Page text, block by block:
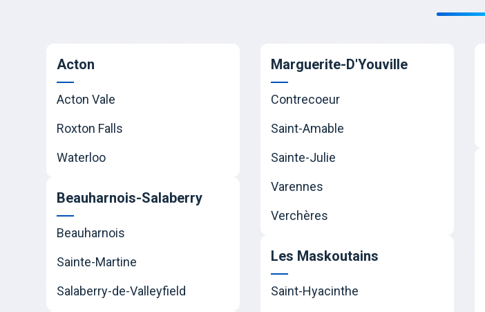
Acton
Acton Vale
Roxton Falls
Waterloo
Beauharnois-Salaberry
Beauharnois
Sainte-Martine
Salaberry-de-Valleyfield
Marguerite-D'Youville
Contrecoeur
Saint-Amable
Sainte-Julie
Varennes
Verchères
Les Maskoutains
Saint-Hyacinthe